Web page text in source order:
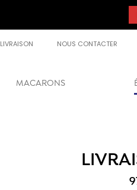
LIVRAISON NOUS CONTACTER
MACARONS